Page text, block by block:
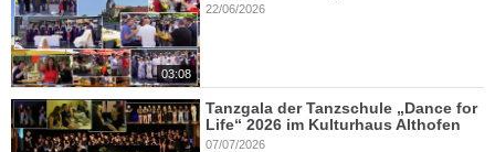
03:08
22/06/2026
Tanzgala der Tanzschule „Dance for
Life“ 2026 im Kulturhaus Althofen
07/07/2026